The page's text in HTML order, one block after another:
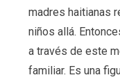
madres haitianas
niños allá.
a través de este
familiar. Es una